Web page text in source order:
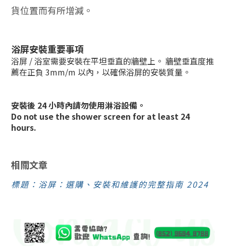
貨位置而有所增減。
浴屏安裝重要事項
浴屏 / 浴室需要安裝在平坦垂直的牆壁上。 牆壁垂直度推
薦在正負 3mm/m 以內，以確保浴屏的安裝質量。
安裝後 24 小時內請勿使用淋浴設備。
Do not use the shower screen for at least 24
hours.
相關文章
標題：浴屏：選購、安裝和維護的完整指南 2024